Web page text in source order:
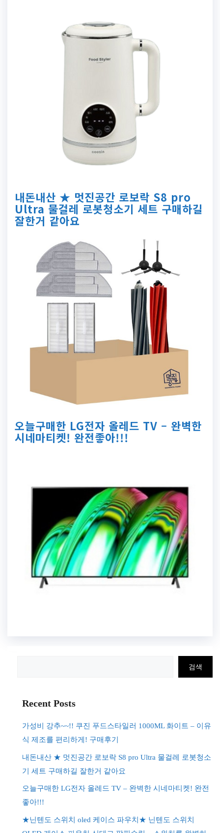
내돈내산 ★ 멋진공간 로보락 S8 pro
Ultra 물걸레 로봇청소기 세트 구매하길
잘한거 같아요
오늘구매한 LG전자 올레드 TV – 완벽한
시네마티켓! 완전좋아!!!
검색
Recent Posts
가성비 강추~~!! 쿠진 푸드스타일러 1000ML 화이트 – 이유
식 제조를 편리하게! 구매후기
내돈내산 ★ 멋진공간 로보락 S8 pro Ultra 물걸레 로봇청소
기 세트 구매하길 잘한거 같아요
오늘구매한 LG전자 올레드 TV – 완벽한 시네마티켓! 완전
좋아!!!
★닌텐도 스위치 oled 케이스 파우치★ 닌텐도 스위치